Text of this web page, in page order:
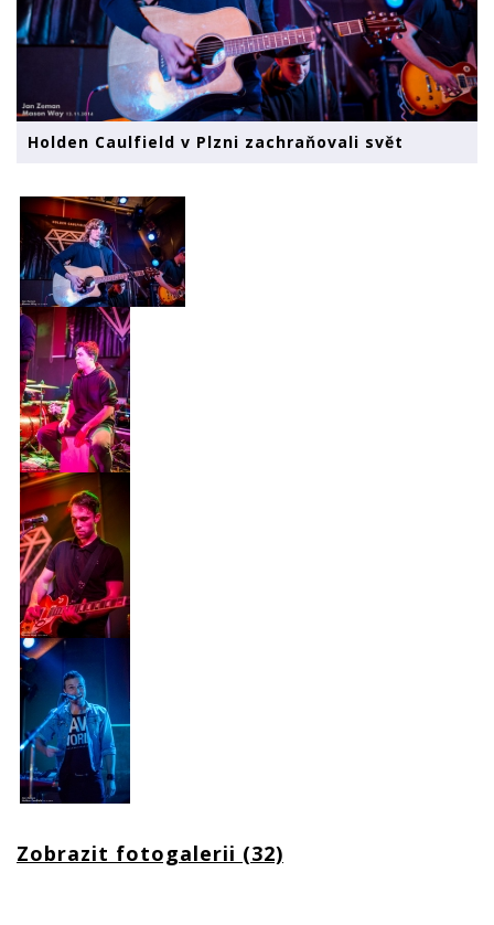
Holden Caulfield v Plzni zachraňovali svět
Zobrazit fotogalerii (32)